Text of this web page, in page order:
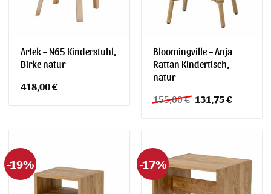
Artek – N65 Kinderstuhl,
Birke natur
418,00€
Bloomingville – Anja
Rattan Kindertisch,
natur
155,00€ Ursprünglicher
Preis
war:
131,75€Aktueller
ist:
-19% -17%